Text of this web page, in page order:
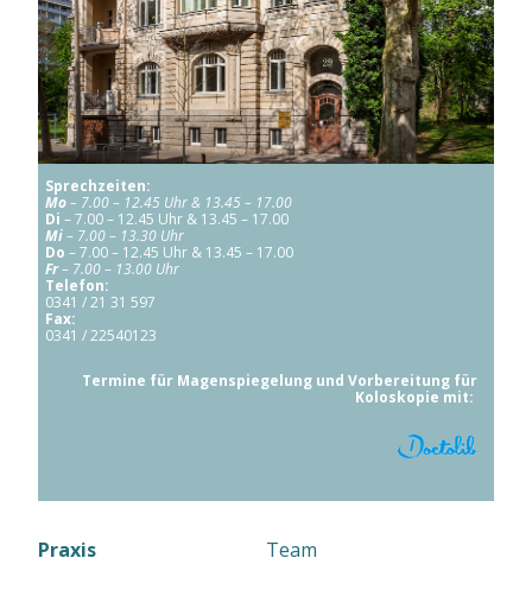
Sprechzeiten:
Mo– 7.00 – 12.45 Uhr & 13.45 – 17.00
Di – 7.00 – 12.45 Uhr & 13.45 – 17.00
Mi– 7.00 – 13.30 Uhr
Do – 7.00 – 12.45 Uhr & 13.45 – 17.00
Fr– 7.00 – 13.00 Uhr
Telefon:
0341 / 21 31 597
Fax:
0341 / 22540123
Termine für Magenspiegelung und Vorbereitung für
Koloskopie mit:
Praxis Team